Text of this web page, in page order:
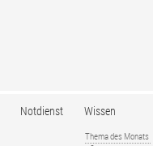
Notdienst Wissen
Thema des Monats